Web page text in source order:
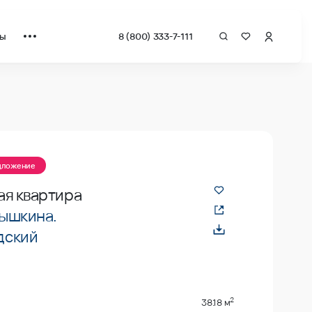
8 (800) 333-7-111
квартира
38.18 м2